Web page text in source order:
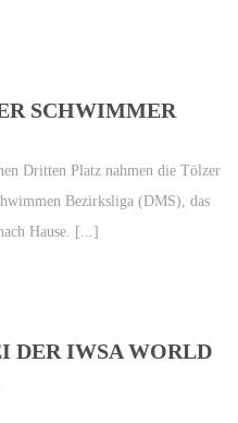
SCHWIMMER
Dritten Platz nahmen die Tölzer
Bezirksliga (DMS), das
Hause. [...]
DER IWSA WORLD